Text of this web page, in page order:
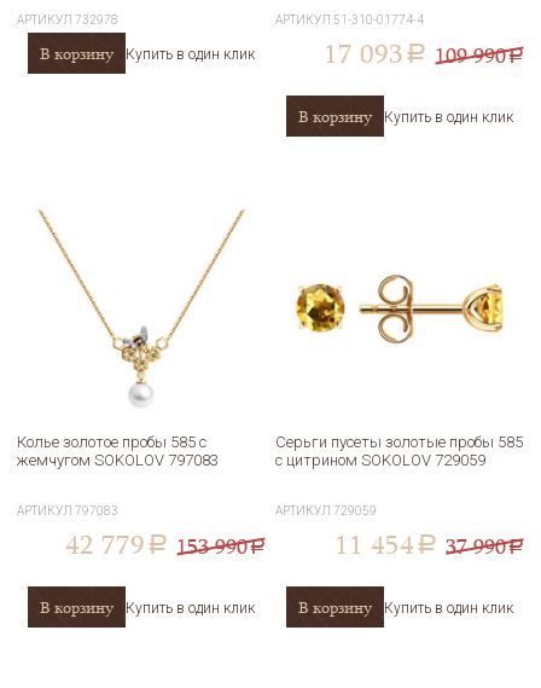
АРТИКУЛ732978
В корзину Купить в один клик
АРТИКУЛ51-310-01774-4
17 093 a 109 990a
В корзину Купить в один клик
Колье золотое пробы 585 с
жемчугом SOKOLOV 797083
АРТИКУЛ797083
42 779 a 153 990a
В корзину Купить в один клик
Серьги пусеты золотые пробы 585
с цитрином SOKOLOV 729059
АРТИКУЛ729059
11 454 a 37 990a
В корзину Купить в один клик